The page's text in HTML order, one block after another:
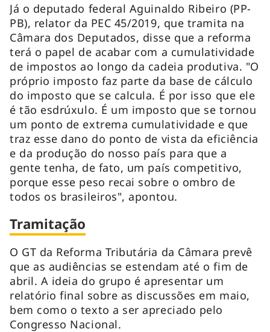
Já o deputado federal Aguinaldo Ribeiro (PP-
PB), relator da PEC 45/2019, que tramita na
Câmara dos Deputados, disse que a reforma
terá o papel de acabar com a cumulatividade
de impostos ao longo da cadeia produtiva. "O
próprio imposto faz parte da base de cálculo
do imposto que se calcula. É por isso que ele
é tão esdrúxulo. É um imposto que se tornou
um ponto de extrema cumulatividade e que
traz esse dano do ponto de vista da eficiência
e da produção do nosso país para que a
gente tenha, de fato, um país competitivo,
porque esse peso recai sobre o ombro de
todos os brasileiros", apontou.
Tramitação
O GT da Reforma Tributária da Câmara prevê
que as audiências se estendam até o fim de
abril. A ideia do grupo é apresentar um
relatório final sobre as discussões em maio,
bem como o texto a ser apreciado pelo
Congresso Nacional.